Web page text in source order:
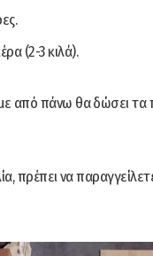
(2-3 κιλά).
από πάνω θα δώσει τα
πρέπει να